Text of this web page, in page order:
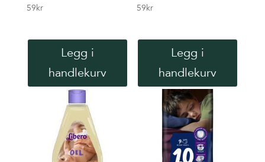
59kr
Legg i
handlekurv
59kr
Legg i
handlekurv